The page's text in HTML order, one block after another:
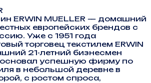
ERWIN MUELLER — домашний
европейских брендов с
Уже с 1951 года
торговец текстилем ERWIN
21-летний бизнесмен
успешную фирму по
в небольшой деревне в
с ростом спроса,